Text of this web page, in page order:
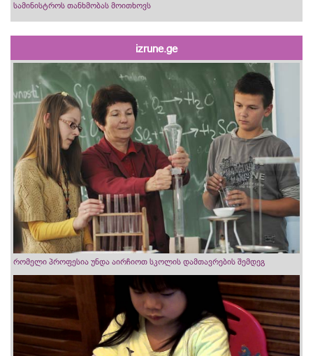
სამინისტროს თანხმობას მოითხოვს
izrune.ge
რომელი პროფესია უნდა აირჩიოთ სკოლის დამთავრების შემდეგ